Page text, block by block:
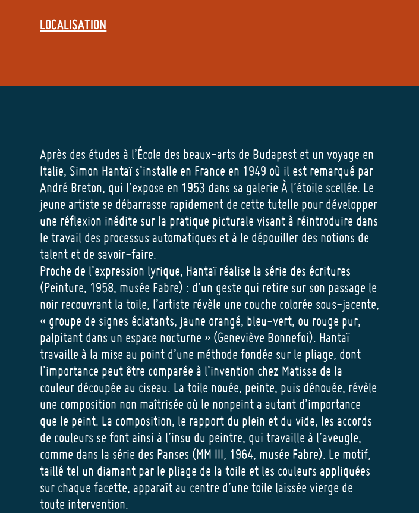
LOCALISATION
Après des études à l’École des beaux-arts de Budapest et un voyage en
Italie, Simon Hantaï s’installe en France en 1949 où il est remarqué par
André Breton, qui l’expose en 1953 dans sa galerie À l’étoile scellée. Le
jeune artiste se débarrasse rapidement de cette tutelle pour développer
une réflexion inédite sur la pratique picturale visant à réintroduire dans
le travail des processus automatiques et à le dépouiller des notions de
talent et de savoir-faire.
Proche de l’expression lyrique, Hantaï réalise la série des écritures
(Peinture, 1958, musée Fabre) : d’un geste qui retire sur son passage le
noir recouvrant la toile, l’artiste révèle une couche colorée sous-jacente,
« groupe de signes éclatants, jaune orangé, bleu-vert, ou rouge pur,
palpitant dans un espace nocturne » (Geneviève Bonnefoi). Hantaï
travaille à la mise au point d’une méthode fondée sur le pliage, dont
l’importance peut être comparée à l’invention chez Matisse de la
couleur découpée au ciseau. La toile nouée, peinte, puis dénouée, révèle
une composition non maîtrisée où le nonpeint a autant d’importance
que le peint. La composition, le rapport du plein et du vide, les accords
de couleurs se font ainsi à l’insu du peintre, qui travaille à l’aveugle,
comme dans la série des Panses (MM III, 1964, musée Fabre). Le motif,
taillé tel un diamant par le pliage de la toile et les couleurs appliquées
sur chaque facette, apparaît au centre d’une toile laissée vierge de
toute intervention.